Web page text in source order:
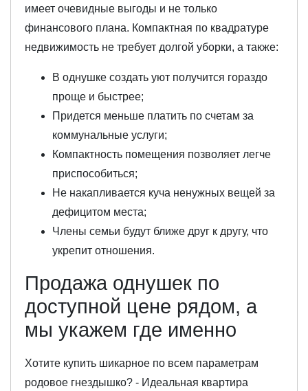
имеет очевидные выгоды и не только
финансового плана. Компактная по квадратуре
недвижимость не требует долгой уборки, а также:
В однушке создать уют получится гораздо
проще и быстрее;
Придется меньше платить по счетам за
коммунальные услуги;
Компактность помещения позволяет легче
приспособиться;
Не накапливается куча ненужных вещей за
дефицитом места;
Члены семьи будут ближе друг к другу, что
укрепит отношения.
Продажа однушек по
доступной цене рядом, а
мы укажем где именно
Хотите купить шикарное по всем параметрам
родовое гнездышко? - Идеальная квартира